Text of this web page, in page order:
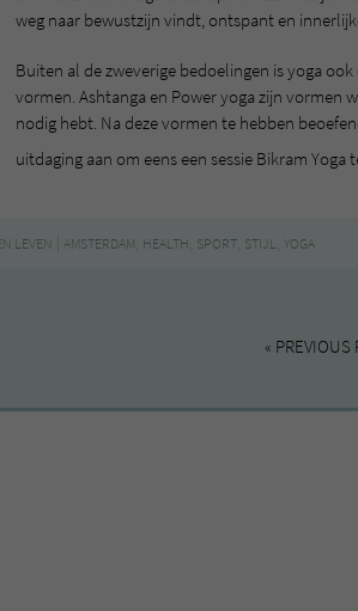
weg naar bewustzijn vindt, ontspant en
Buiten al de zweverige bedoelingen is yoga
vormen. Ashtanga en Power yoga zijn vormen
nodig hebt. Na deze vormen te hebben
uitdaging aan om eens een sessie Bikram Yoga
LEVEN AMSTERDAM, HEALTH, SPORT, STIJL, YOGA
« PREVIOUS